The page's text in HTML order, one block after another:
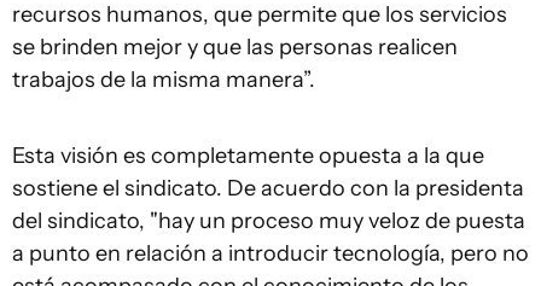
recursos humanos, que permite que los servicios
se brinden mejor y que las personas realicen
trabajos de la misma manera”.
Esta visión es completamente opuesta a la que
sostiene el sindicato. De acuerdo con la presidenta
del sindicato, "hay un proceso muy veloz de puesta
a punto en relación a introducir tecnología, pero no